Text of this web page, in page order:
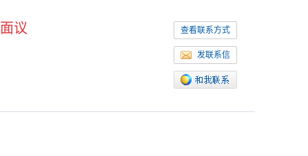
查看联系方式
发联系信
面议